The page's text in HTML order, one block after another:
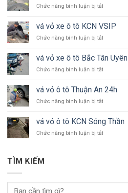
Chức năng bình luận bị tắtở
vỏ
xe
ô
24h
Dương
vá vỏ xe ô tô KCN VSIP
Chức năng bình luận bị tắtở
vỏ
xe
ô
KCN
vá vỏ xe ô tô Bắc Tân Uyên
Chức năng bình luận bị tắtở
vỏ
xe
ô
Bắc
Tân
Uyên
vá vỏ ô tô Thuận An 24h
Chức năng bình luận bị tắtở
ô
tô
vá vỏ ô tô KCN Sóng Thần
Chức năng bình luận bị tắtở
Sóng
TÌM KIẾM